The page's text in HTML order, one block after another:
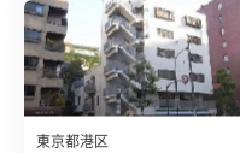
東京都港区